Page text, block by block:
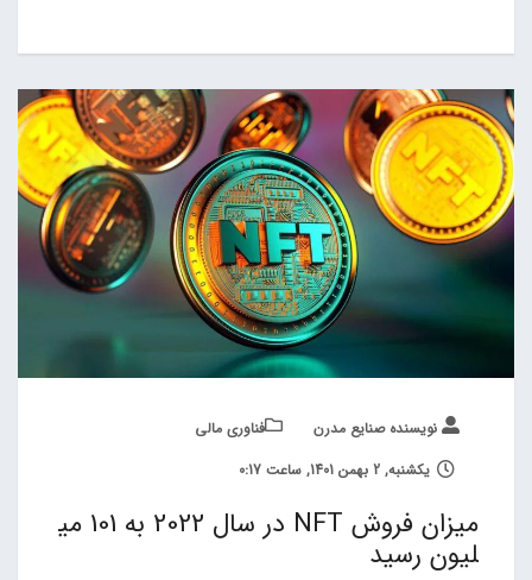
نویسنده صنایع مدرن
فناوری مالی
یکشنبه, 2 بهمن 1401, ساعت 0:17
میزان فروش NFT در سال 2022 به 101 می
لیون رسید